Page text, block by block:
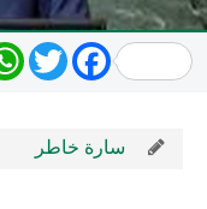
WhatsApp
TwitterFacebook
سارة خاطر